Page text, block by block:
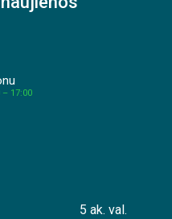
17:00
5 ak. val.